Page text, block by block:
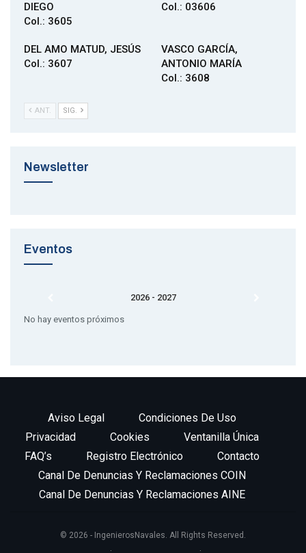
DIEGO
Col.: 3605
Col.: 03606
DEL AMO MATUD, JESÚS
Col.: 3607
VASCO GARCÍA,
ANTONIO MARÍA
Col.: 3608
ANT. SIG.
Newsletter
Eventos
2026 - 2027
No hay eventos próximos
Aviso Legal
Condiciones De Uso
Privacidad
Cookies
Ventanilla Única
FAQ’s
Registro Electrónico
Contacto
Canal De Denuncias Y Reclamaciones COIN
Canal De Denuncias Y Reclamaciones AINE
© 2026 - IngenierosNavales. All Rights Reserved.